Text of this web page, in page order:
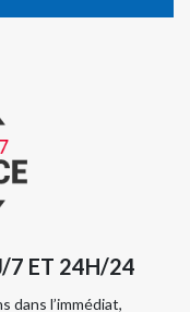
7 ET 24H/24
dans l’immédiat,